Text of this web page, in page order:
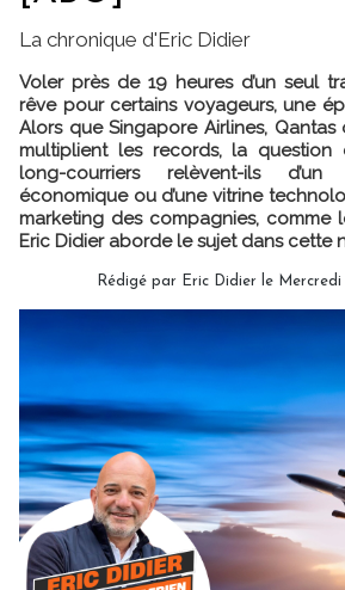
La chronique d'Eric Didier
Voler près de 19 heures d’un seul
rêve pour certains voyageurs, une
Alors que Singapore Airlines,
multiplient les records, la question
long-courriers relèvent-ils
économique ou d’une vitrine
marketing des compagnies, comme
Eric Didier aborde le sujet dans cette
Rédigé par Eric Didier le